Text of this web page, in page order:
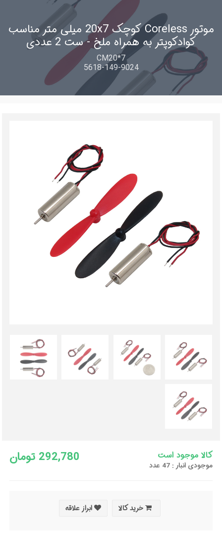
موتور Coreless کوچک 20x7 میلی متر مناسب
کوادکوپتر به همراه ملخ - ست 2 عددی
CM20*7
5618-149-9024
292,780 تومان کالا موجود است
موجودی انبار : 47 عدد
خرید کالا ابراز علاقه